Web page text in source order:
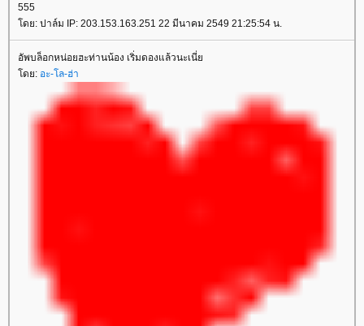
555
ดย: ปาล์ม IP: 203.153.163.251 22 มีนาคม 2549 21:25:54 น.
อัพบล็อกหน่อยฮะท่านน้อง เริ่มดองแล้วนะเนี่
ดย: อะ-โล-ฮ่า